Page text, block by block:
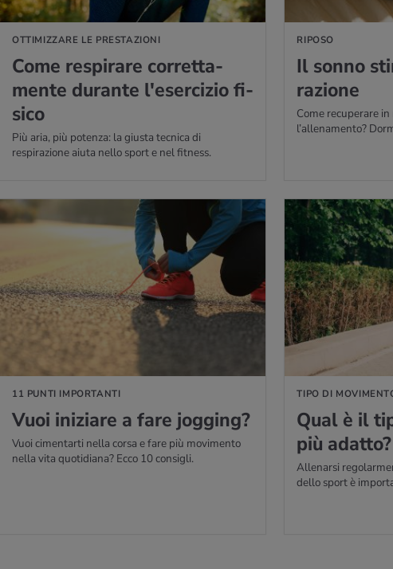
OTTIMIZZARE LE PRESTAZIONI
Come re­spi­ra­re cor­ret­ta­
men­te du­ran­te l'e­ser­ci­zio fi­
si­co
Più aria, più potenza: la giusta tecnica di
respirazione aiuta nello sport e nel fitness.
RIPOSO
Il sonno
ra­zio­ne
Come recuperare
l’allenamento?
11 PUNTI IMPORTANTI
Vuoi ini­zia­re a fare jog­ging?
Vuoi cimentarti nella corsa e fare più movimento
nella vita quotidiana? Ecco 10 consigli.
DI PIÙ
TIPO DI
Qual è il
più adat­to?
Allenarsi
dello sport è
PER SAPERNE DI PIÙ